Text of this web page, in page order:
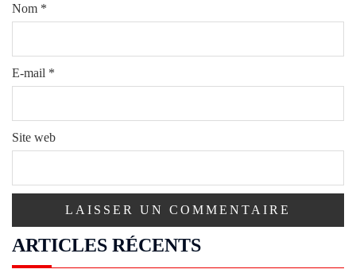
Nom *
E-mail *
Site web
ARTICLES RÉCENTS